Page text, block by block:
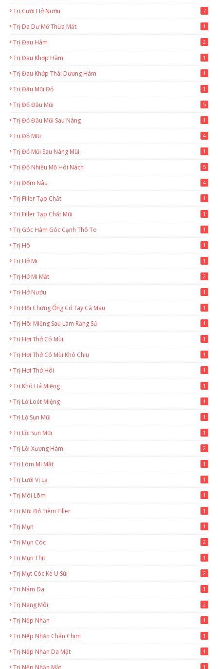
Trị Cười Hở Nướu 7
Trị Da Dư Mỡ Thừa Mắt 1
Trị Đau Hàm 2
Trị Đau Khớp Hàm 1
Trị Đau Khớp Thái Dương Hàm 1
Trị Đầu Mũi Đỏ 1
Trị Đỏ Đầu Mũi 5
Trị Đỏ Đầu Mũi Sau Nâng 1
Trị Đỏ Mũi 4
Trị Đỏ Mũi Sau Nâng Mũi 1
Trị Đổ Nhiều Mồ Hôi Nách 5
Trị Đốm Nâu 4
Trị Filler Tạp Chất 1
Trị Filler Tạp Chất Mũi 1
Trị Góc Hàm Góc Cạnh Thô To 1
Trị Hô 1
Trị Hở Mi 1
Trị Hở Mi Mắt 2
Trị Hở Nướu 1
Trị Hội Chứng Ống Cổ Tay Cà Mau 1
Trị Hôi Miệng Sau Làm Răng Sứ 1
Trị Hơi Thở Có Mùi 1
Trị Hơi Thở Có Mùi Khó Chịu 1
Trị Hơi Thở Hôi 1
Trị Khó Há Miệng 1
Trị Lở Loét Miệng 1
Trị Lộ Sụn Mũi 1
Trị Lồi Sụn Mũi 1
Trị Lồi Xương Hàm 2
Trị Lõm Mi Mắt 1
Trị Lưỡi Vị Lạ 1
Trị Môi Lõm 1
Trị Mũi Đỏ Tiêm Filler 1
Trị Mụn 1
Trị Mụn Cóc 2
Trị Mụn Thịt 1
Trị Mụt Cóc Ké U Sùi 2
Trị Nám Da 1
Trị Nang Môi 2
Trị Nếp Nhăn 1
Trị Nếp Nhăn Chân Chim 1
Trị Nếp Nhăn Da Mặt 1
Trị Nếp Nhăn Mắt 1